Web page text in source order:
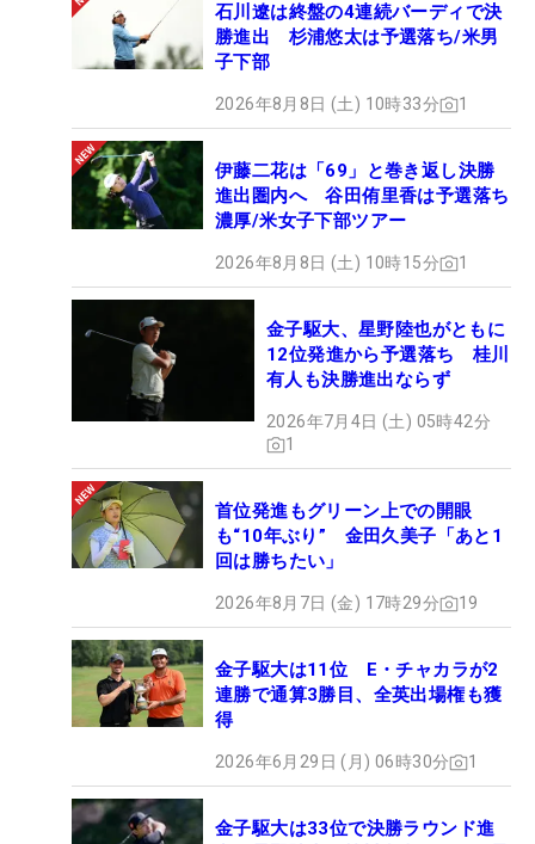
石川遼は終盤の4連続バーディで決
勝進出 杉浦悠太は予選落ち/米男
子下部
2026年8月8日 (土) 10時33分 1
伊藤二花は「69」と巻き返し決勝
進出圏内へ 谷田侑里香は予選落ち
濃厚/米女子下部ツアー
2026年8月8日 (土) 10時15分 1
金子駆大、星野陸也がともに
12位発進から予選落ち 桂川
有人も決勝進出ならず
2026年7月4日 (土) 05時42分
1
首位発進もグリーン上での開眼
も“10年ぶり” 金田久美子「あと1
回は勝ちたい」
2026年8月7日 (金) 17時29分 19
金子駆大は11位 E・チャカラが2
連勝で通算3勝目、全英出場権も獲
得
2026年6月29日 (月) 06時30分 1
金子駆大は33位で決勝ラウンド進